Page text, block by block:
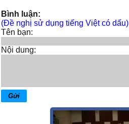
Bình luận:
(Đề nghị sử dụng tiếng Việt có dấu)
Tên bạn:
Nội dung: